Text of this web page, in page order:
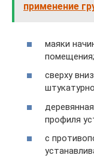
применение
маяки
помещения;
сверху
профиля
с